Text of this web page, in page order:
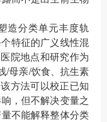
造分类单元丰度轨
特征的广义线性混
院地点和研究作为
/母亲/饮食、抗生素
方法可以校正已知
，但不解决变量之
不能解释整体分类